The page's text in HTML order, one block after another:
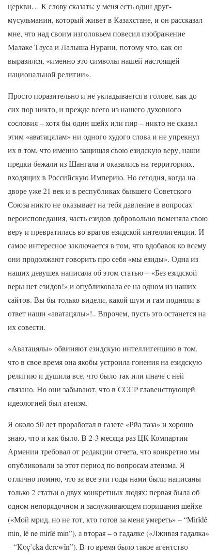
церкви… К слову сказать: у меня есть один друг-
мусульманин, который живет в Казахстане, и он рассказал
мне, что над своим изголовьем повесил изображение
Малаке Тауса и Лалыша Нурани, потому что, как он
выразился, «именно это символы нашей настоящей
национальной религии».
Просто поразительно и не укладывается в голове, как до
сих пор никто, и прежде всего из нашего духовного
сословия – хотя бы один шейх или пир – никто не сказал
этим «аватацялам» ни одного худого слова и не упрекнул
их в том, что именно защищая свою езидскую веру, наши
предки бежали из Шангала и оказались на территориях,
входящих в Российскую Империю. Но сегодня, когда на
дворе уже 21 век и в республиках бывшего Советского
Союза никто не оказывает на тебя давление в вопросах
вероисповедания, часть езидов добровольно поменяла свою
веру и превратилась во врагов езидской интеллигенции. И
самое интересное заключается в том, что вдобавок ко всему
они продолжают говорить про себя «мы езиды». Одна из
наших девушек написала об этом статью – «Без езидской
веры нет езидов!» и опубликовала ее на одном из наших
сайтов. Вы бы только видели, какой шум и гам подняли в
ответ наши «аватацялы»!.. Впрочем, пусть это останется на
их совести.
«Аватацялы» обвиняют езидскую интеллигенцию в том,
что в свое время она якобы устроила гонения на езидскую
религию и душила все, что было так или иначе с ней
связано. Но они забывают, что в СССР главенствующей
идеологией был атеизм.
Я около 50 лет проработал в газете «Рйа таза» и хорошо
знаю, что и как было. В 2-3 месяца раз ЦК Компартии
Армении требовал от редакции отчета, что конкретно мы
опубликовали за этот период по вопросам атеизма. Я
отлично помню, что за все эти годы нами были написаны
только 2 статьи о двух конкретных людях: первая была об
одном непорядочном и заслуживающем порицания шейхе
(«Мой мрид, но не тот, кто готов за меня умереть» – “Mirîdê
min, lê ne mirîê min”), а вторая – о гадалке («Лживая гадалка»
– “Koç’eka derewîn”). В то время было такое агентство –